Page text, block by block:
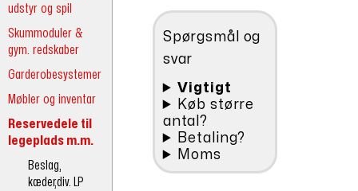
udstyr og spil
Skummoduler &
gym. redskaber
Garderobesystemer
Møbler og inventar
Reservedele til
legeplads m.m.
Beslag,
kæder,div. LP
antal
Spørgsmål og
svar
Vigtigt
Køb større
antal?
Betaling?
Moms